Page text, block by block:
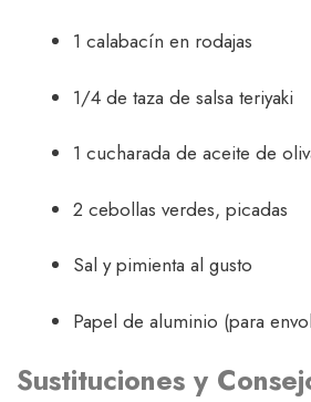
1 calabacín en rodajas
1/4 de taza de salsa teriyaki
1 cucharada de aceite de
2 cebollas verdes, picadas
Sal y pimienta al gusto
Papel de aluminio (para
Sustituciones y